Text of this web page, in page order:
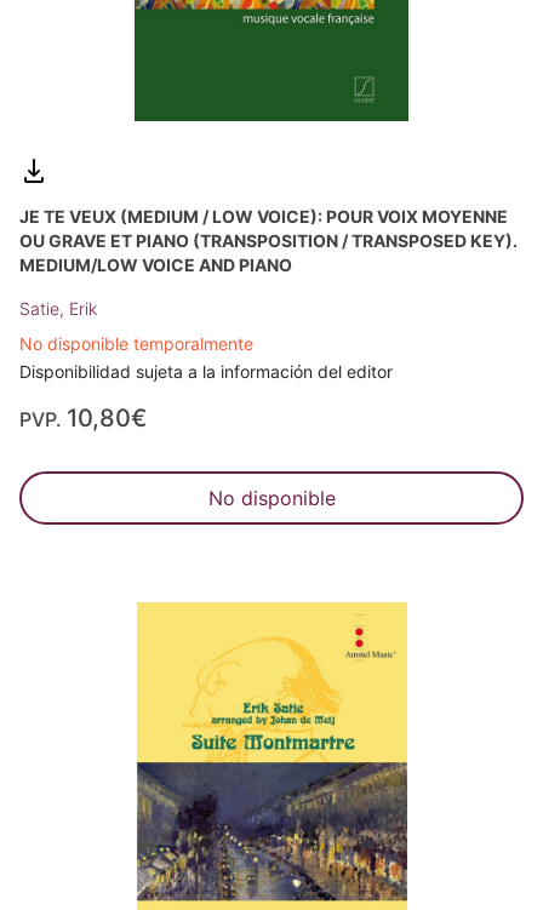
JE TE VEUX (MEDIUM / LOW VOICE): POUR VOIX MOYENNE
OU GRAVE ET PIANO (TRANSPOSITION / TRANSPOSED KEY).
MEDIUM/LOW VOICE AND PIANO
Satie, Erik
No disponible temporalmente
Disponibilidad sujeta a la información del editor
PVP. 10,80€
No disponible